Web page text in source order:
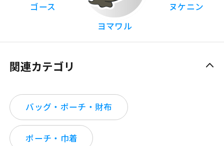
ゴース
ヨマワル
ヌケニン
関連カテゴリ
バッグ・ポーチ・財布
ポーチ・巾着